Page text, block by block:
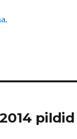
.
pildid